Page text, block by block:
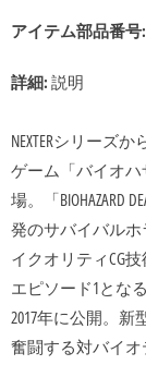
アイテム部品番号:
詳細: 説明
NEXTERシリーズ
ゲーム「バイオ
場。「BIOHAZARD
発のサバイバル
イクオリティCG
エピソード1となる
2017年に公開。
奮闘する対バイ